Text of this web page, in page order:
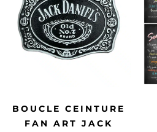
BOUCLE CEINTURE
FAN ART JACK